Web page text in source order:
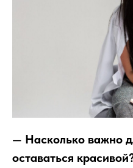
— Насколько важно
оставаться